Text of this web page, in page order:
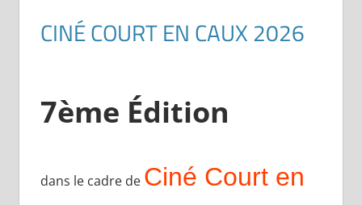
CINÉ COURT EN CAUX 2026
7ème Édition
dans le cadre de Ciné Court en